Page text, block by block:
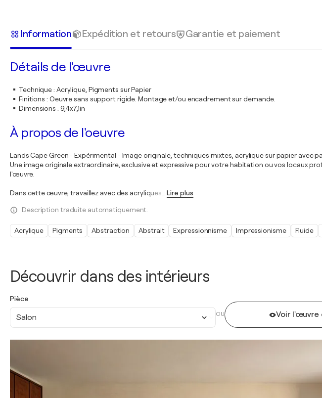
Découvrir dans des intérieurs
Pièce
Salon OU Voir l'œuvre
Information Expédition et retours Garantie et paiement
Détails de l'œuvre
Technique: Acrylique, Pigments sur Papier
Finitions : Oeuvre sans support rigide. Montage et/ou encadrement sur demande.
Dimensions : 9,4x7,1in
À propos de l'oeuvre
Lands Cape Green - Expérimental - Image originale, techniques mixtes, acrylique sur papier
Une image originale extraordinaire, exclusive et expressive pour votre habitation ou vos locaux
l'œuvre.
Dans cette œuvre, travaillez avec des acryliques Lire plus
Description traduite automatiquement.
Acrylique Pigments Abstraction Abstrait Expressionnisme Impressionisme Fluide